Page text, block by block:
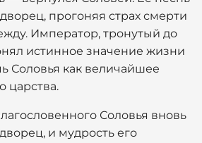
прогоняя страх смерти
Император, тронутый до
истинное значение жизни
Соловья как величайшее
царства.
Соловья вновь
и мудрость его